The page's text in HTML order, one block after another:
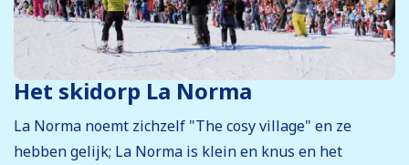
Het skidorp La Norma
La Norma noemt zichzelf "The cosy village" en ze
hebben gelijk; La Norma is klein en knus en het